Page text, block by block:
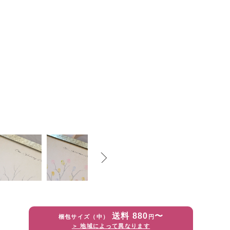
梱包サイズ（中） 送料 880 円 〜
＞ 地域によって異なります